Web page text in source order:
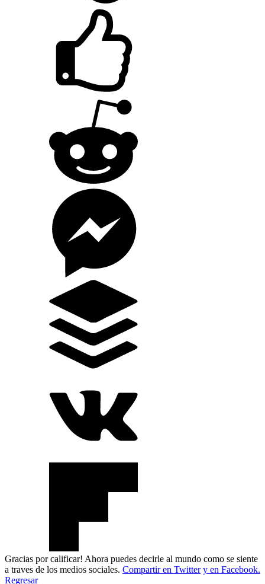
Gracias por calificar! Ahora puedes decirle al mundo como se siente
a traves de los medios sociales. Compartir en Twitter y en Facebook.
Regresar